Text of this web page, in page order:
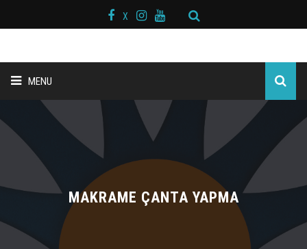
X
MENU
ANA SAYFA
BAŞKAN MESAJI
HAKKIMIZDA
KURS MERKEZLERİ
MAKRAME ÇANTA YAPMA